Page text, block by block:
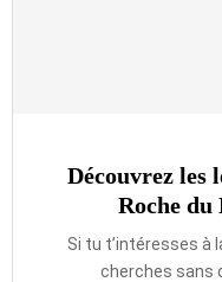
Découvrez les
Roche
Si tu t’intéresses à
cherches sans